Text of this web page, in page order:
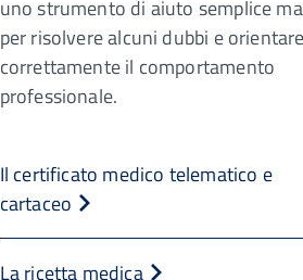
uno strumento di aiuto semplice
per risolvere alcuni dubbi e orientare
correttamente il comportamento
professionale.
Il certificato medico telematico e
cartaceo
La ricetta medica